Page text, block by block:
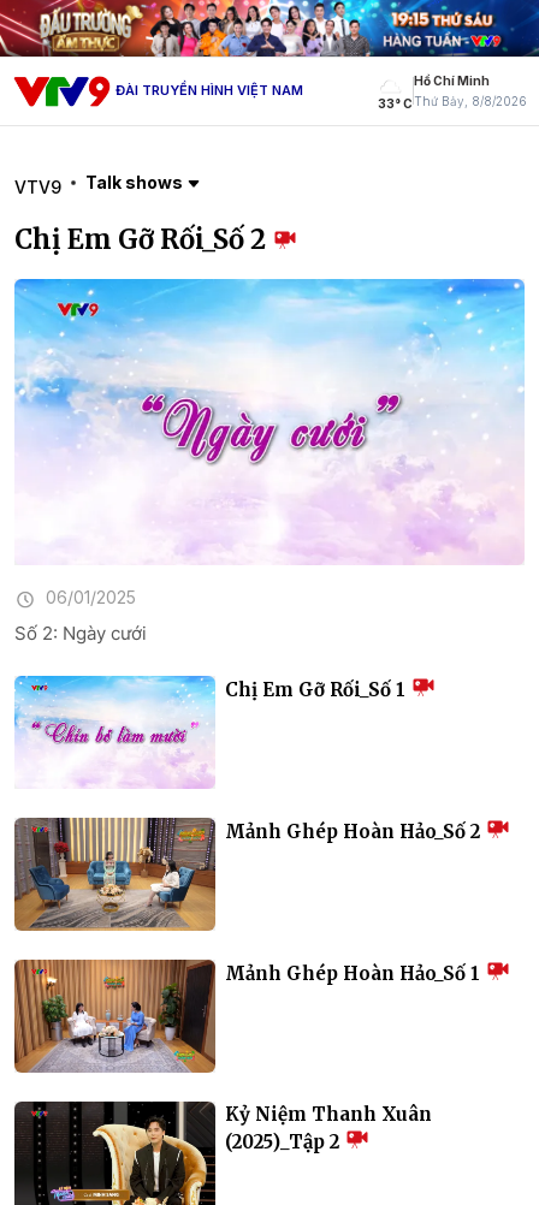
ĐÀI TRUYỀN HÌNH VIỆT NAM
33° C
Hồ Chí Minh
Thứ Bảy, 8/8/2026
VTV9 Talk shows
Chị Em Gỡ Rối_Số 2
06/01/2025
Số 2: Ngày cưới
Chị Em Gỡ Rối_Số 1
Mảnh Ghép Hoàn Hảo_Số 2
Mảnh Ghép Hoàn Hảo_Số 1
Kỷ Niệm Thanh Xuân
(2025)_Tập 2